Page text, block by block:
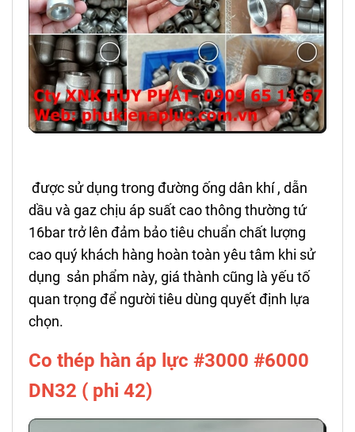
được sử dụng trong đường ống dân khí , dẫn
dầu và gaz chịu áp suất cao thông thường tứ
16bar trở lên đảm bảo tiêu chuẩn chất lượng
cao quý khách hàng hoàn toàn yêu tâm khi sử
dụng sản phẩm này, giá thành cũng là yếu tố
quan trọng để người tiêu dùng quyết định lựa
chọn.
Co thép hàn áp lực #3000 #6000
DN32 ( phi 42)